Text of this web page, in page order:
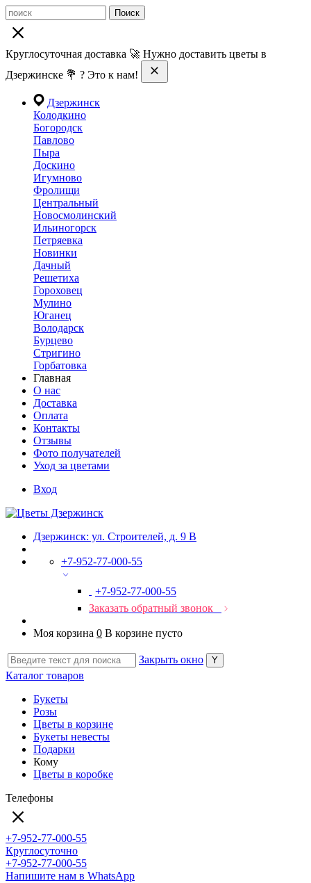
Поиск
Круглосуточная доставка 🚀 Нужно доставить цветы в
Дзержинске 💐 ? Это к нам!
Дзержинск
Колодкино
Богородск
Павлово
Пыра
Доскино
Игумново
Фролищи
Центральный
Новосмолинский
Ильиногорск
Петряевка
Новинки
Дачный
Решетиха
Гороховец
Мулино
Юганец
Володарск
Бурцево
Стригино
Горбатовка
Главная
О нас
Доставка
Оплата
Контакты
Отзывы
Фото получателей
Уход за цветами
Вход
Дзержинск: ул. Строителей, д. 9 В
+7-952-77-000-55
+7-952-77-000-55
Заказать обратный звонок
Моя корзина 0 В корзине пусто
Закрыть окно
Каталог товаров
Букеты
Розы
Цветы в корзине
Букеты невесты
Подарки
Кому
Цветы в коробке
Телефоны
+7-952-77-000-55
Круглосуточно
+7-952-77-000-55
Напишите нам в WhatsApp